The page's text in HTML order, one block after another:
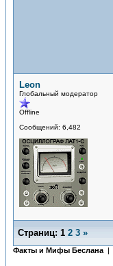
Leon
Глобальный модератор
Offline
Сообщений: 6,482
Страниц: 1 2 3 »
Факты и Мифы Беслана |